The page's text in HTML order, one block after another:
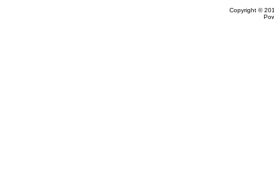
Copyright ©